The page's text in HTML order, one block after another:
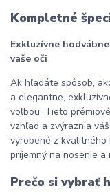
Kompletné
Exkluzívne
vaše oči
Ak hľadáte spôsob,
a elegantne,
voľbou. Tieto
vzhľad a zvýraznia
vyrobené z kvalitného
príjemný na nosenie a
Prečo si vybrať